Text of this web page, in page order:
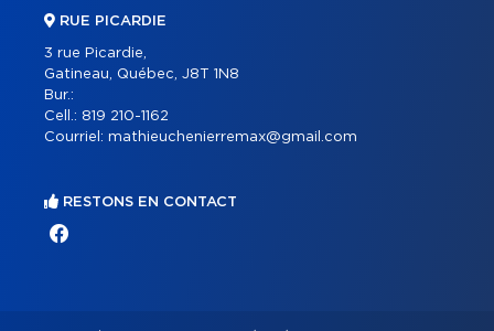
RUE PICARDIE
3 rue Picardie,
Gatineau, Québec, J8T 1N8
Bur.:
Cell.: 819 210-1162
Courriel: mathieuchenierremax@gmail.com
RESTONS EN CONTACT